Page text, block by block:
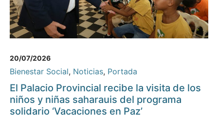
20/07/2026
Bienestar Social, Noticias, Portada
El Palacio Provincial recibe la visita de los
niños y niñas saharauis del programa
solidario ‘Vacaciones en Paz’